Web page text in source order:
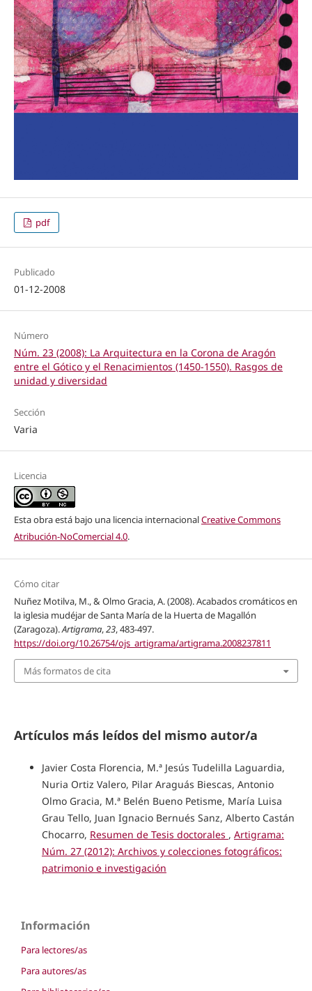
pdf
Publicado
01-12-2008
Número
Núm. 23 (2008): La Arquitectura en la Corona de Aragón
entre el Gótico y el Renacimientos (1450-1550). Rasgos de
unidad y diversidad
Sección
Varia
Licencia
Esta obra está bajo una licencia internacionalCreative Commons
Atribución-NoComercial 4.0.
Cómo citar
Nuñez Motilva, M., & Olmo Gracia, A. (2008). Acabados cromáticos en
la iglesia mudéjar de Santa María de la Huerta de Magallón
(Zaragoza).Artigrama,23, 483-497.
https://doi.org/10.26754/ojs_artigrama/artigrama.2008237811
Más formatos de cita
Artículos más leídos del mismo autor/a
Javier Costa Florencia, M.ª Jesús Tudelilla Laguardia,
Nuria Ortiz Valero, Pilar Araguás Biescas, Antonio
Olmo Gracia, M.ª Belén Bueno Petisme, María Luisa
Grau Tello, Juan Ignacio Bernués Sanz, Alberto Castán
Chocarro, Resumen de Tesis doctorales , Artigrama:
Núm. 27 (2012): Archivos y colecciones fotográficos:
patrimonio e investigación
Información
Para lectores/as
Para autores/as